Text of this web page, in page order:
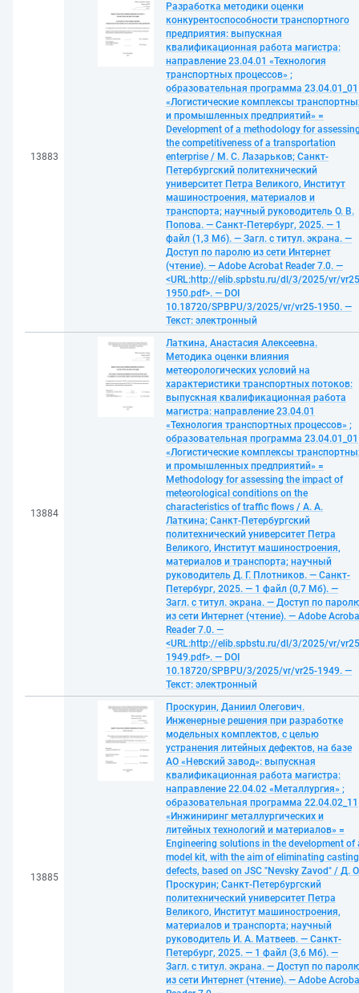
13883
Разработка методики оценки
конкурентоспособности транспортного
предприятия: выпускная
квалификационная работа магистра:
направление 23.04.01 «Технология
транспортных процессов» ;
образовательная программа 23.04.01_01
«Логистические комплексы
и промышленных предприятий» =
Development of a methodology for
the competitiveness of a transportation
enterprise / М. С. Лазарьков; Санкт-
Петербургский политехнический
университет Петра Великого, Институт
машиностроения, материалов и
транспорта; научный руководитель О. В.
Попова. — Санкт-Петербург, 2025. — 1
файл (1,3 Мб). — Загл. с титул. экрана. —
Доступ по паролю из сети Интернет
(чтение). — Adobe Acrobat Reader 7.0. —
<URL:http://elib.spbstu.ru/dl/3/2025/vr/
1950.pdf>. — DOI
10.18720/SPBPU/3/2025/vr/vr25-1950. —
Текст: электронный
13884
Латкина, Анастасия Алексеевна.
Методика оценки влияния
метеорологических условий на
характеристики транспортных потоков:
выпускная квалификационная работа
магистра: направление 23.04.01
«Технология транспортных процессов» ;
образовательная программа 23.04.01_01
«Логистические комплексы
и промышленных предприятий» =
Methodology for assessing the impact of
meteorological conditions on the
characteristics of traffic flows / А. А.
Латкина; Санкт-Петербургский
политехнический университет Петра
Великого, Институт машиностроения,
материалов и транспорта; научный
руководитель Д. Г. Плотников. — Санкт-
Петербург, 2025. — 1 файл (0,7 Мб). —
Загл. с титул. экрана. — Доступ по
из сети Интернет (чтение). — Adobe
Reader 7.0. —
<URL:http://elib.spbstu.ru/dl/3/2025/vr/
1949.pdf>. — DOI
10.18720/SPBPU/3/2025/vr/vr25-1949. —
Текст: электронный
13885
Проскурин, Даниил Олегович.
Инженерные решения при разработке
модельных комплектов, с целью
устранения литейных дефектов, на базе
АО «Невский завод»: выпускная
квалификационная работа магистра:
направление 22.04.02 «Металлургия» ;
образовательная программа 22.04.02_11
«Инжиниринг металлургических и
литейных технологий и материалов» =
Engineering solutions in the development of
model kit, with the aim of eliminating casting
defects, based on JSC "Nevsky Zavod" / Д.
Проскурин; Санкт-Петербургский
политехнический университет Петра
Великого, Институт машиностроения,
материалов и транспорта; научный
руководитель И. А. Матвеев. — Санкт-
Петербург, 2025. — 1 файл (3,6 Мб). —
Загл. с титул. экрана. — Доступ по
из сети Интернет (чтение). — Adobe